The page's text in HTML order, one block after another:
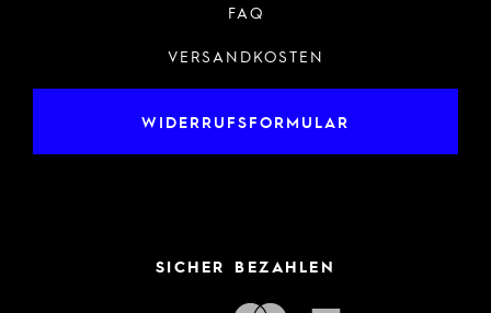
FAQ
VERSANDKOSTEN
WIDERRUFSFORMULAR
SICHER BEZAHLEN